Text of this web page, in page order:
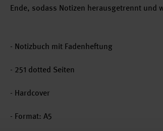
Ende, sodass Notizen herausgetrennt und
- Notizbuch mit Fadenheftung
- 251 dotted Seiten
- Hardcover
- Format: A5